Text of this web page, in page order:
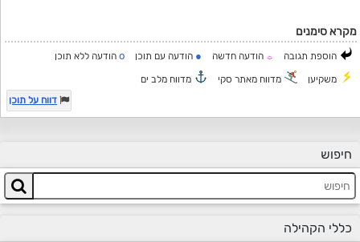
מקרא סימנים
הוספת תגובה ☼ הודעה חדשה ● הודעה עם תוכן o הודעה ללא תוכן
משקיען מדווח מאתר סקי
מדווח מלב ים
דווח על תוכן
חיפוש
כללי הקהילה